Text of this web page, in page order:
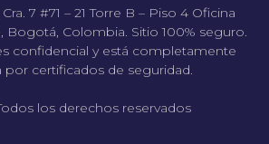
7 #71 – 21 Torre B – Piso 4 Oficina
Bogotá, Colombia. Sitio 100% seguro.
confidencial y está completamente
por certificados de seguridad.
los derechos reservados